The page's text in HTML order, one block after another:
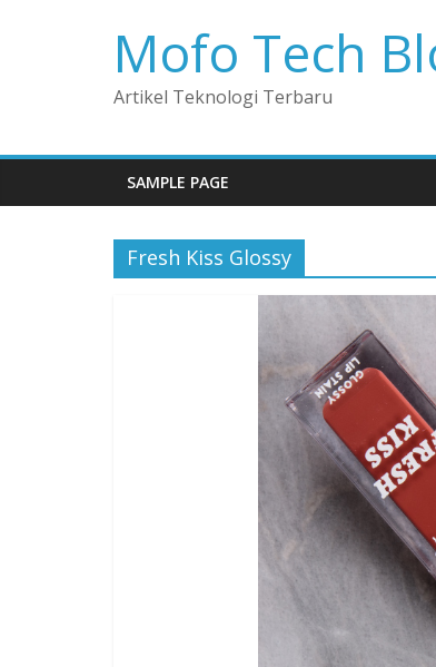
Mofo Tech
Artikel Teknologi Terbaru
SAMPLE PAGE
Fresh Kiss Glossy